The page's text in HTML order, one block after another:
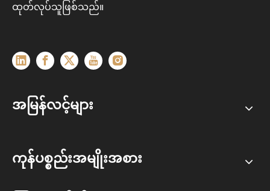
ထုတ်လုပ်သူဖြစ်သည်။
အမြန်လင့်များ
ကုန်ပစ္စည်းအမျိုးအစား